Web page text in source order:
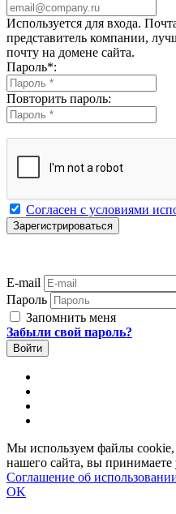
Используется для входа.
представитель компании,
почту на домене сайта.
Пароль*:
Повторить пароль:
Согласен с условиями
E-mail
Пароль
Запомнить меня
Забыли свой пароль?
Мы используем файлы cookie,
нашего сайта, вы принимаете
Соглашение об
OK